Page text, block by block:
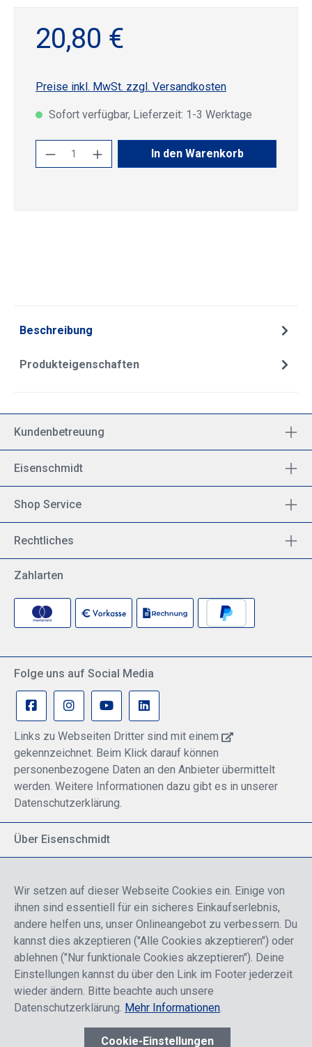
20,80 €
Preise inkl. MwSt. zzgl. Versandkosten
Sofort verfügbar, Lieferzeit: 1-3 Werktage
Produkt Anzahl: Gib den gewünschten
In den Warenkorb
Beschreibung
Produkteigenschaften
Kundenbetreuung
Eisenschmidt
Shop Service
Rechtliches
Zahlarten
Folge uns auf Social Media
Links zu Webseiten Dritter sind mit einem
gekennzeichnet. Beim Klick darauf können
personenbezogene Daten an den Anbieter übermittelt
werden. Weitere Informationen dazu gibt es in unserer
Datenschutzerklärung.
Über Eisenschmidt
Breite Palette von Luftfahrtprodukten
Fokus auf Pilotenausbildung
Sicher einkaufen
Wir setzen auf dieser Webseite Cookies ein. Einige von
ihnen sind essentiell für ein sicheres Einkaufserlebnis,
andere helfen uns, unser Onlineangebot zu verbessern. Du
kannst dies akzeptieren ("Alle Cookies akzeptieren") oder
ablehnen ("Nur funktionale Cookies akzeptieren"). Deine
Einstellungen kannst du über den Link im Footer jederzeit
wieder ändern. Bitte beachte auch unsere
Datenschutzerklärung. Mehr Informationen.
Cookie-Einstellungen